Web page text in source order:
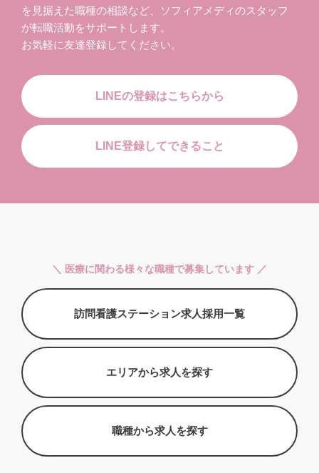
を見据えた職種の相談など、ソフィアメディのスタッフ
が転職活動をサポートします。
お気軽に友達登録してください。
LINEの登録はこちらから
LINE登録してできること
＼ 医療に関わる様々な職種で募集しています ／
訪問看護ステーション求人採用一覧
エリアから求人を探す
職種から求人を探す